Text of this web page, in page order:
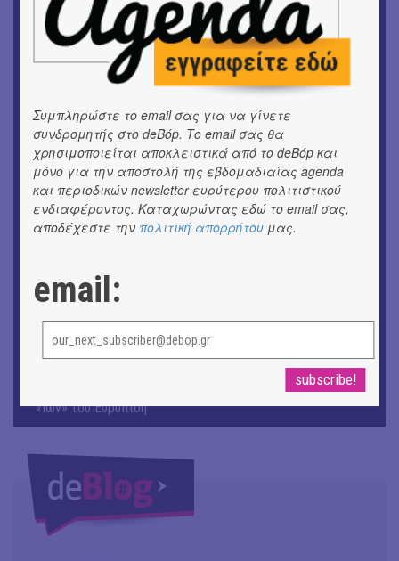
ΕΙΚΑΣΤΙΚΑ
Ομαδική έκθεση | Προσωρινά για Πάντα
Αργύρης Ραλλιάς | Λιτανεία
Θανάσης Λάλας-Κώστας Τσόκλης - Συνομιλώντας με
εικόνες και λέξεις
ΚΙΝ/ΦΟΣ
Οι γαλλικές ταινίες του 16ου Athens Open Air Film
Festival
ΘΕΑΤΡΟ / ΧΟΡΟΣ
«Μήδεια» του Ευριπίδη | Σκην.: Nikita Milivojević
9o Φεστιβάλ Στρογγύλη στη Σαντορίνη
«Ίων» του Ευρυπίδη
Συμπληρώστε το email σας για να γίνετε
συνδρομητής στο deBόp. Το email σας θα
χρησιμοποιείται αποκλειστικά από το deBόp και
μόνο για την αποστολή της εβδομαδιαίας agenda
και περιοδικών newsletter ευρύτερου πολιτιστικού
ενδιαφέροντος. Καταχωρώντας εδώ το email σας,
αποδέχεστε την πολιτική απορρήτου μας.
email: